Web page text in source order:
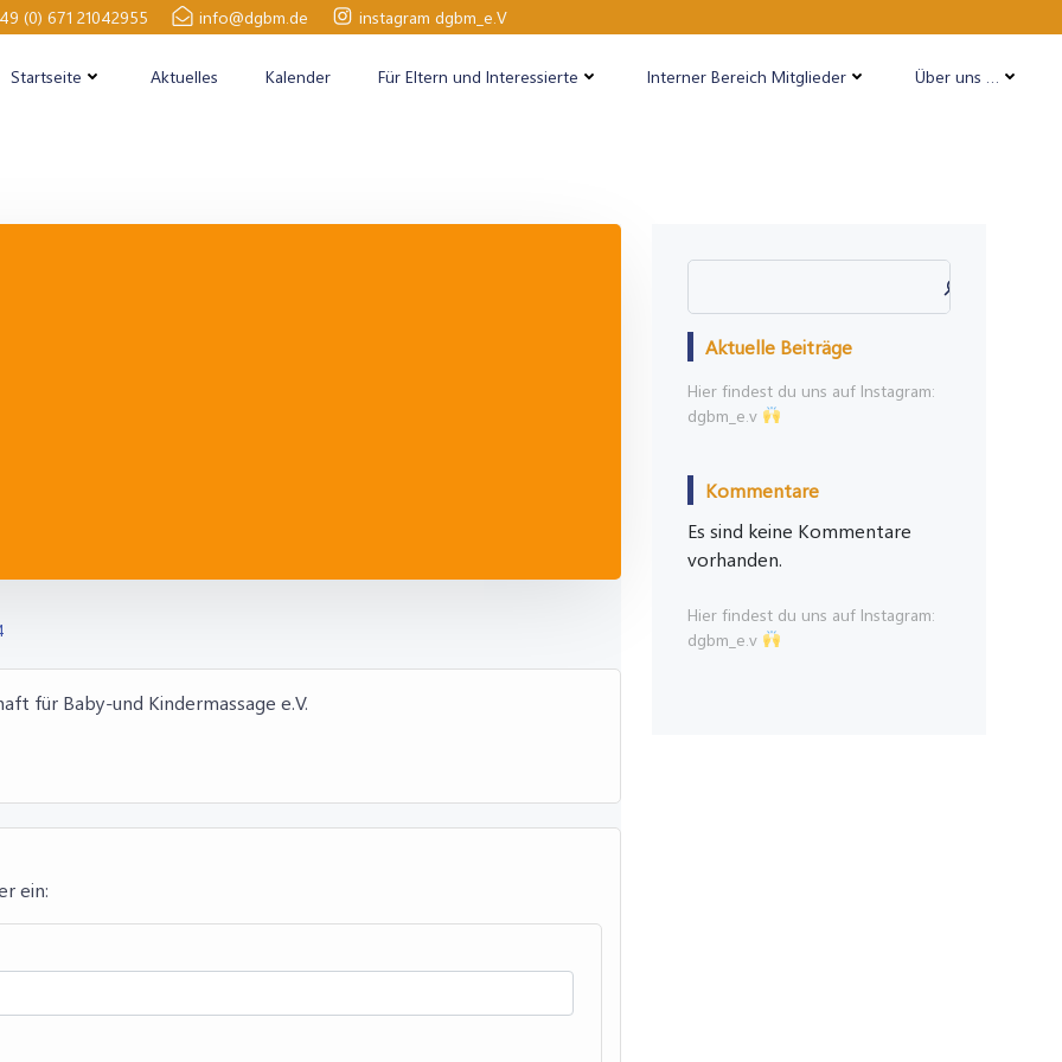
(0) 671 21042955 info@dgbm.de instagram dgbm_e.V
Startseite Aktuelles Kalender Für Eltern und Interessierte Interner Bereich Mitglieder Über uns …
für Baby-und Kindermassage e.V.
ein:
Aktuelle Beiträge
Hier findest du uns auf Instagram:
dgbm_e.v
Kommentare
Es sind keine Kommentare
vorhanden.
Hier findest du uns auf Instagram:
dgbm_e.v